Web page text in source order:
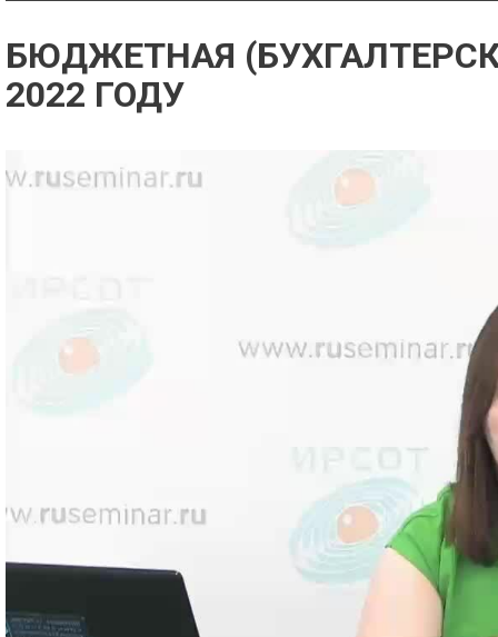
БЮДЖЕТНАЯ
2022 ГОДУ
Предварительный просмотр.